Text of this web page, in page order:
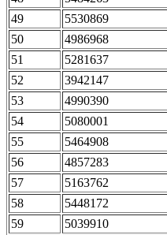
49 5530869
50 4986968
51 5281637
52 3942147
53 4990390
54 5080001
55 5464908
56 4857283
57 5163762
58 5448172
59 5039910